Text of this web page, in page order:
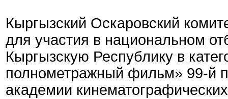
Кыргызский Оскаровский
для участия в национальном
Кыргызскую Республику в
полнометражный фильм» 99-й
академии